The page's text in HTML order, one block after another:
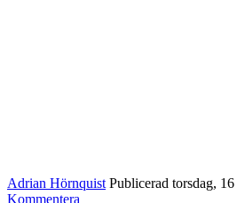
Adrian Hörnquist Publicerad torsdag,
Kommentera